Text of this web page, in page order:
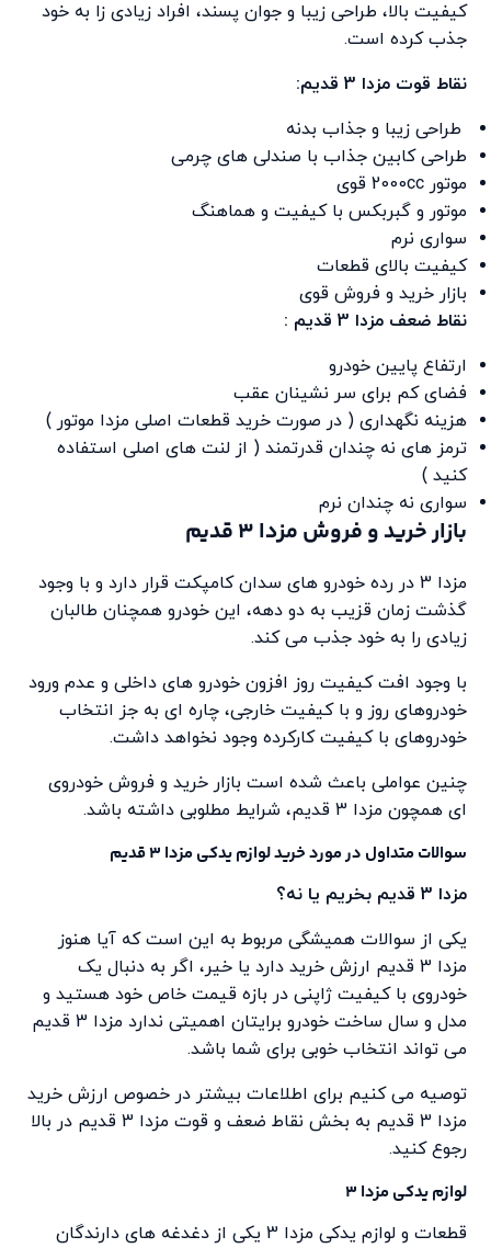
کیفیت بالا، طراحی زیبا و جوان پسند، افراد زیادی زا به خود
جذب کرده است.
نقاط قوت مزدا 3 قدیم:
طراحی زیبا و جذاب بدنه
طراحی کابین جذاب با صندلی های چرمی
موتور 2000cc قوی
موتور و گبربکس با کیفیت و هماهنگ
سواری نرم
کیفیت بالای قطعات
بازار خرید و فروش قوی
نقاط ضعف مزدا 3 قدیم :
ارتفاع پایین خودرو
فضای کم برای سر نشینان عقب
هزینه نگهداری ( در صورت خرید قطعات اصلی مزدا موتور )
ترمز های نه چندان قدرتمند ( از لنت های اصلی استفاده
کنید )
سواری نه چندان نرم
بازار خرید و فروش مزدا 3 قدیم
مزدا 3 در رده خودرو های سدان کامپکت قرار دارد و با وجود
گذشت زمان قزیب به دو دهه، این خودرو همچنان طالبان
زیادی را به خود جذب می کند.
با وجود افت کیفیت روز افزون خودرو های داخلی و عدم ورود
خودروهای روز و با کیفیت خارجی، چاره ای به جز انتخاب
خودروهای با کیفیت کارکرده وجود نخواهد داشت.
چنین عواملی باعث شده است بازار خرید و فروش خودروی
ای همچون مزدا 3 قدیم، شرایط مطلوبی داشته باشد.
سوالات متداول در مورد خرید لوازم یدکی مزدا 3 قدیم
مزدا 3 قدیم بخریم یا نه؟
یکی از سوالات همیشگی مربوط به این است که آیا هنوز
مزدا 3 قدیم ارزش خرید دارد یا خیر، اگر به دنبال یک
خودروی با کیفیت ژاپنی در بازه قیمت خاص خود هستید و
مدل و سال ساخت خودرو برایتان اهمیتی ندارد مزدا 3 قدیم
می تواند انتخاب خوبی برای شما باشد.
توصیه می کنیم برای اطلاعات بیشتر در خصوص ارزش خرید
مزدا 3 قدیم به بخش نقاط ضعف و قوت مزدا 3 قدیم در بالا
رجوع کنید.
لوازم یدکی مزدا 3
قطعات و لوازم یدکی مزدا 3 یکی از دغدغه های دارندگان